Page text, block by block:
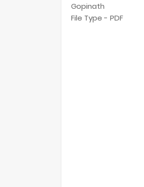
Gopinath
File Type - PDF